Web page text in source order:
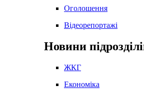
Оголошення
Відеорепортажі
Новини
ЖКГ
Економіка